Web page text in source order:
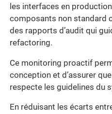
les interfaces en
composants non standard
des rapports d’audit qui
refactoring.
Ce monitoring proactif
conception et d’assurer
respecte les guidelines du
En réduisant les écarts